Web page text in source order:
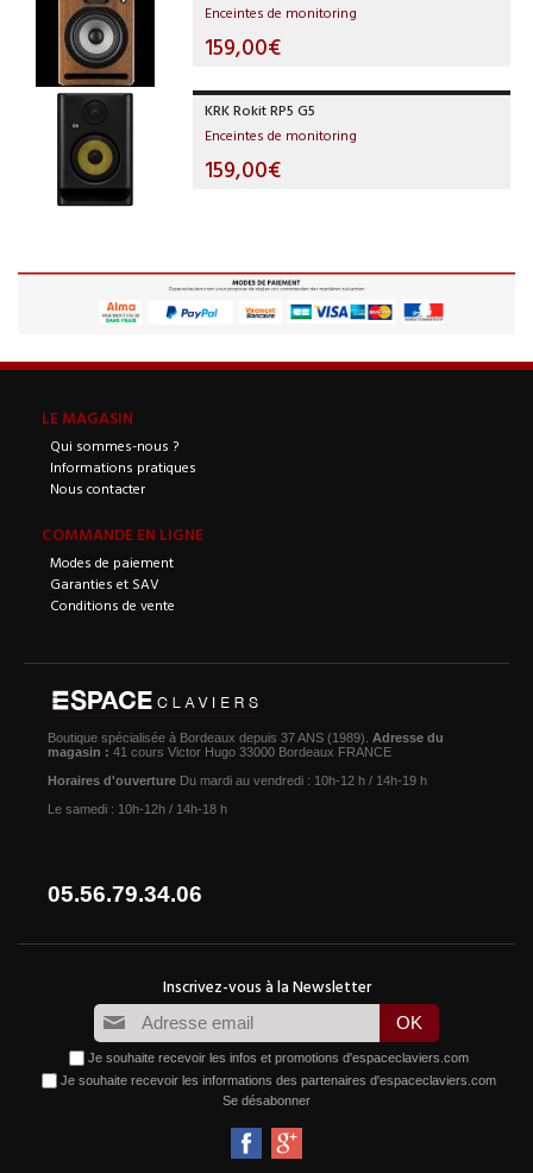
Enceintes de monitoring
159,00€
KRK Rokit RP5 G5
Enceintes de monitoring
159,00€
LE MAGASIN
Qui sommes-nous ?
Informations pratiques
Nous contacter
COMMANDE EN LIGNE
Modes de paiement
Garanties et SAV
Conditions de vente
Boutique spécialisée à Bordeaux depuis 37 ANS (1989). Adresse du
magasin : 41 cours Victor Hugo 33000 Bordeaux FRANCE
Horaires d'ouverture Du mardi au vendredi : 10h-12 h / 14h-19 h
Le samedi : 10h-12h / 14h-18 h
05.56.79.34.06
Je souhaite recevoir les infos et promotions d'espaceclaviers.com
Je souhaite recevoir les informations des partenaires d'espaceclaviers.com
Se désabonner